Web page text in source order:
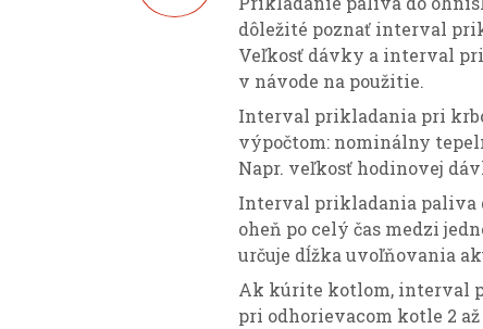
dôležité poznať interval
Veľkosť dávky a interval
v návode na použitie.
Interval prikladania pri
výpočtom: nominálny
Napr. veľkosť hodinovej
Interval prikladania paliva
oheň po celý čas medzi
určuje dĺžka uvoľňovania
Ak kúrite kotlom, interval
pri odhorievacom kotle 2